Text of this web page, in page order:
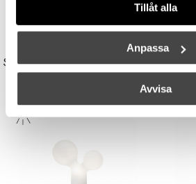
Tillåt alla
Anpassa
Avvisa
Square 1 Grenuttag Dual USB-C 30W & Magnet 1,8m Martinelli Luce Edition Opal White